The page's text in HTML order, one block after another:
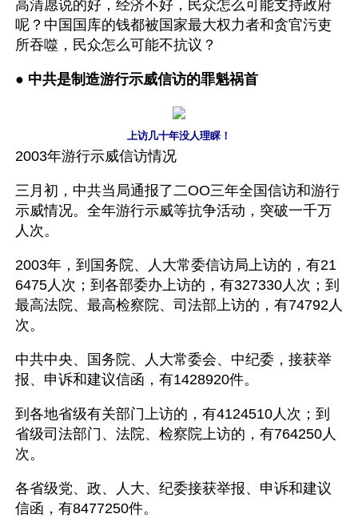
高清愿说的好，经济不好，民众怎么可能支持政府
呢？中国国库的钱都被国家最大权力者和贪官污吏
所吞噬，民众怎么可能不抗议？
● 中共是制造游行示威信访的罪魁祸首
上访几十年没人理睬！
2003年游行示威信访情况
三月初，中共当局通报了二OO三年全国信访和游行
示威情况。全年游行示威等抗争活动，突破一千万
人次。
2003年，到国务院、人大常委信访局上访的，有21
6475人次；到各部委办上访的，有327330人次；到
最高法院、最高检察院、司法部上访的，有74792人
次。
中共中央、国务院、人大常委会、中纪委，接获举
报、申诉和建议信函，有1428920件。
到各地省级有关部门上访的，有4124510人次；到
省级司法部门、法院、检察院上访的，有764250人
次。
各省级党、政、人大、纪委接获举报、申诉和建议
信函，有8477250件。